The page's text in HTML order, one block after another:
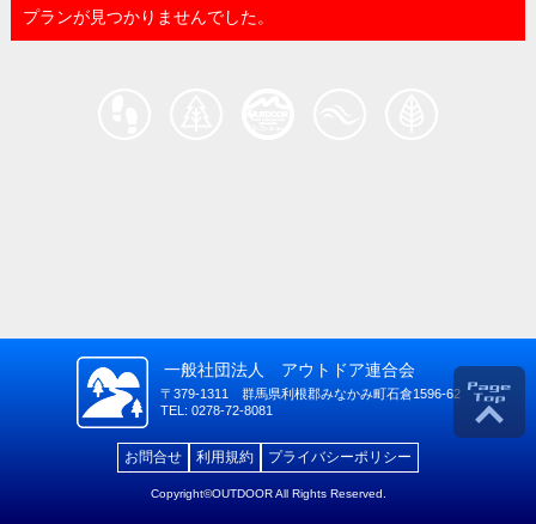
プランが見つかりませんでした。
一般社団法人 アウトドア連合会
〒379-1311 群馬県利根郡みなかみ町石倉1596-62
TEL: 0278-72-8081
お問合せ 利用規約 プライバシーポリシー
Copyright©OUTDOOR All Rights Reserved.